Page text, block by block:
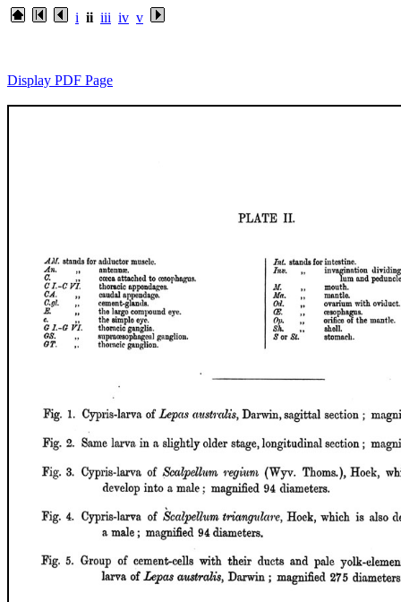
i ii iii iv v
Display PDF Page